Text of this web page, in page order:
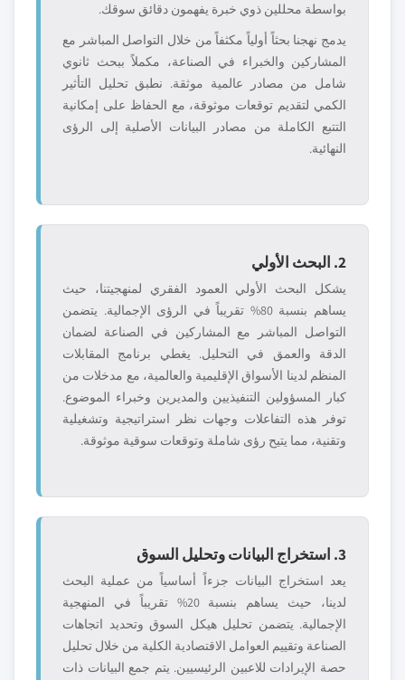
بواسطة محللين ذوي خبرة يفهمون دقائق سوقك.
يدمج نهجنا بحثاً أولياً مكثفاً من خلال التواصل المباشر مع
المشاركين والخبراء في الصناعة، مكملاً ببحث ثانوي
شامل من مصادر عالمية موثقة. نطبق تحليل التأثير
الكمي لتقديم توقعات موثوقة، مع الحفاظ على إمكانية
التتبع الكاملة من مصادر البيانات الأصلية إلى الرؤى
النهائية.
2. البحث الأولي
يشكل البحث الأولي العمود الفقري لمنهجيتنا، حيث
يساهم بنسبة 80% تقريباً في الرؤى الإجمالية. يتضمن
التواصل المباشر مع المشاركين في الصناعة لضمان
الدقة والعمق في التحليل. يغطي برنامج المقابلات
المنظم لدينا الأسواق الإقليمية والعالمية، مع مدخلات من
كبار المسؤولين التنفيذيين والمديرين وخبراء الموضوع.
توفر هذه التفاعلات وجهات نظر استراتيجية وتشغيلية
وتقنية، مما يتيح رؤى شاملة وتوقعات سوقية موثوقة.
3. استخراج البيانات وتحليل السوق
يعد استخراج البيانات جزءاً أساسياً من عملية البحث
لدينا، حيث يساهم بنسبة 20% تقريباً في المنهجية
الإجمالية. يتضمن تحليل هيكل السوق وتحديد اتجاهات
الصناعة وتقييم العوامل الاقتصادية الكلية من خلال تحليل
حصة الإيرادات للاعبين الرئيسيين. يتم جمع البيانات ذات